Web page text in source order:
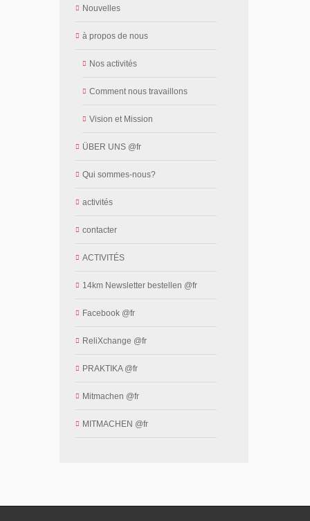
Nouvelles
à propos de nous
Nos activités
Comment nous travaillons
Vision et Mission
ÜBER UNS @fr
Qui sommes-nous?
activités
contacter
ACTIVITÉS
14km Newsletter bestellen @fr
Facebook @fr
ReliXchange @fr
PRAKTIKA @fr
Mitmachen @fr
MITMACHEN @fr